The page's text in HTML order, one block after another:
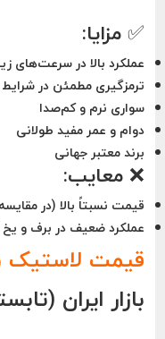
✅ مزایا:
عملکرد بالا در سرعت‌های
ترمزگیری مطمئن در
سواری نرم و کم‌صدا
دوام و عمر مفید طولانی
برند معتبر جهانی
❌ معایب:
قیمت نسبتاً بالا (در
عملکرد ضعیف در برف و
قیمت لاستیک
بازار ایران (تابستان